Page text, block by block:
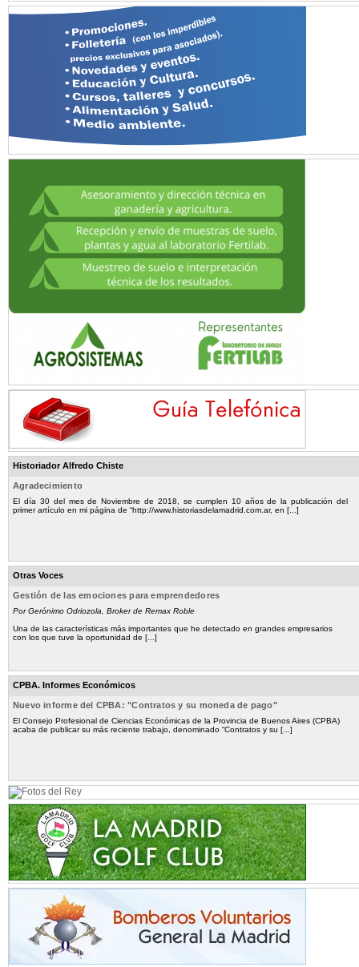
Historiador Alfredo Chiste
Agradecimiento
El día 30 del mes de Noviembre de 2018, se cumplen 10 años de la publicación del
primer artículo en mi página de “http://www.historiasdelamadrid.com.ar, en [...]
Otras Voces
Gestión de las emociones para emprendedores
Por Gerónimo Odriozola, Broker de Remax Roble
Una de las características más importantes que he detectado en grandes empresarios
con los que tuve la oportunidad de [...]
CPBA. Informes Económicos
Nuevo informe del CPBA: "Contratos y su moneda de pago"
El Consejo Profesional de Ciencias Económicas de la Provincia de Buenos Aires (CPBA)
acaba de publicar su más reciente trabajo, denominado “Contratos y su [...]